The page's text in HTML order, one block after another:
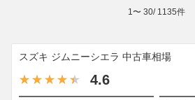
1 〜 30/ 1135件
スズキ ジムニーシエラ 中古車相場
4.6